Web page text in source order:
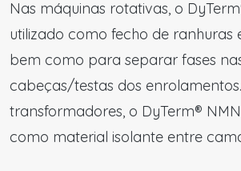
Nas máquinas rotativas, o
utilizado como fecho de ranhuras
bem como para separar fases
cabeças/testas dos
transformadores, o DyTerm®
como material isolante entre